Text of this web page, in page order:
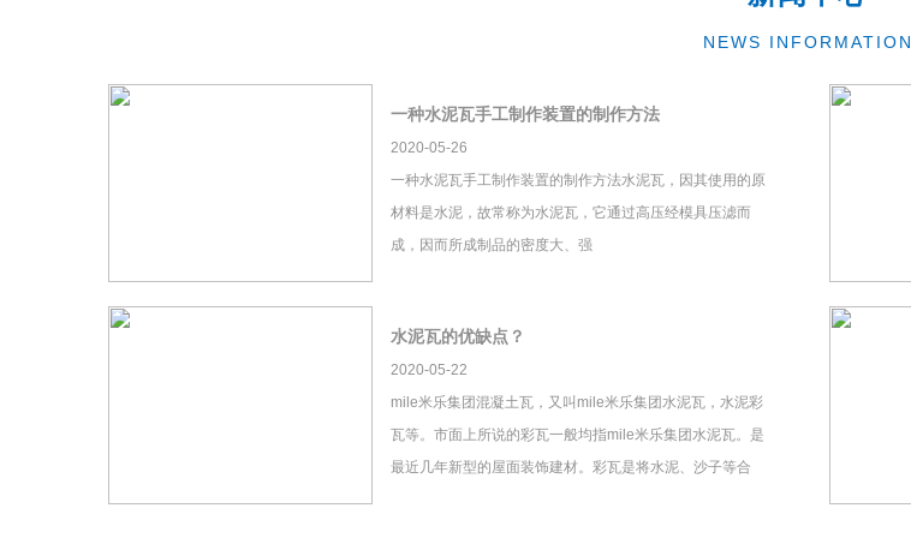
NEWS INFORMATION
一种水泥瓦手工制作装置的制作方法
2020-05-26
一种水泥瓦手工制作装置的制作方法水泥瓦，因其使用的原
材料是水泥，故常称为水泥瓦，它通过高压经模具压滤而
成，因而所成制品的密度大、强
水泥瓦的优缺点？
2020-05-22
mile米乐集团混凝土瓦，又叫mile米乐集团水泥瓦，水泥彩
瓦等。市面上所说的彩瓦一般均指mile米乐集团水泥瓦。是
最近几年新型的屋面装饰建材。彩瓦是将水泥、沙子等合